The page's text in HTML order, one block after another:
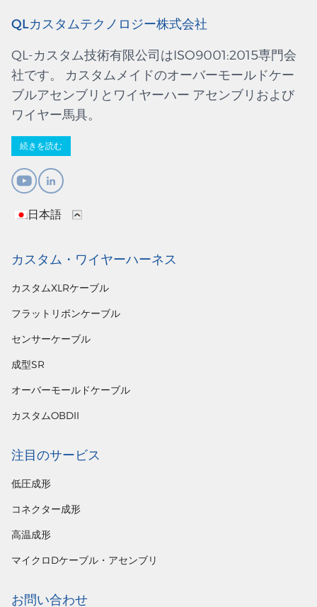
QLカスタムテクノロジー株式会社
QL-カスタム技術有限公司はISO9001:2015専門会
社です。 カスタムメイドのオーバーモールドケー
ブルアセンブリとワイヤーハー アセンブリおよび
ワイヤー馬具。
続きを読む
日本語
カスタム・ワイヤーハーネス
カスタムXLRケーブル
フラットリボンケーブル
センサーケーブル
成型SR
オーバーモールドケーブル
カスタムOBDII
注目のサービス
低圧成形
コネクター成形
高温成形
マイクロDケーブル・アセンブリ
お問い合わせ